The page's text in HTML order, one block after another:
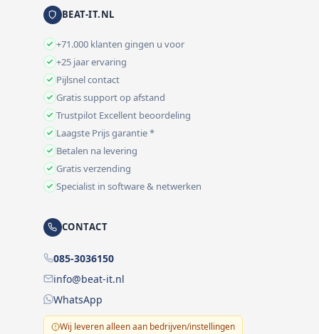
BEAT-IT.NL
+71.000 klanten gingen u voor
+25 jaar ervaring
Pijlsnel contact
Gratis support op afstand
Trustpilot Excellent beoordeling
Laagste Prijs garantie *
Betalen na levering
Gratis verzending
Specialist in software & netwerken
CONTACT
085-3036150
info@beat-it.nl
WhatsApp
Wij leveren alleen aan bedrijven/instellingen